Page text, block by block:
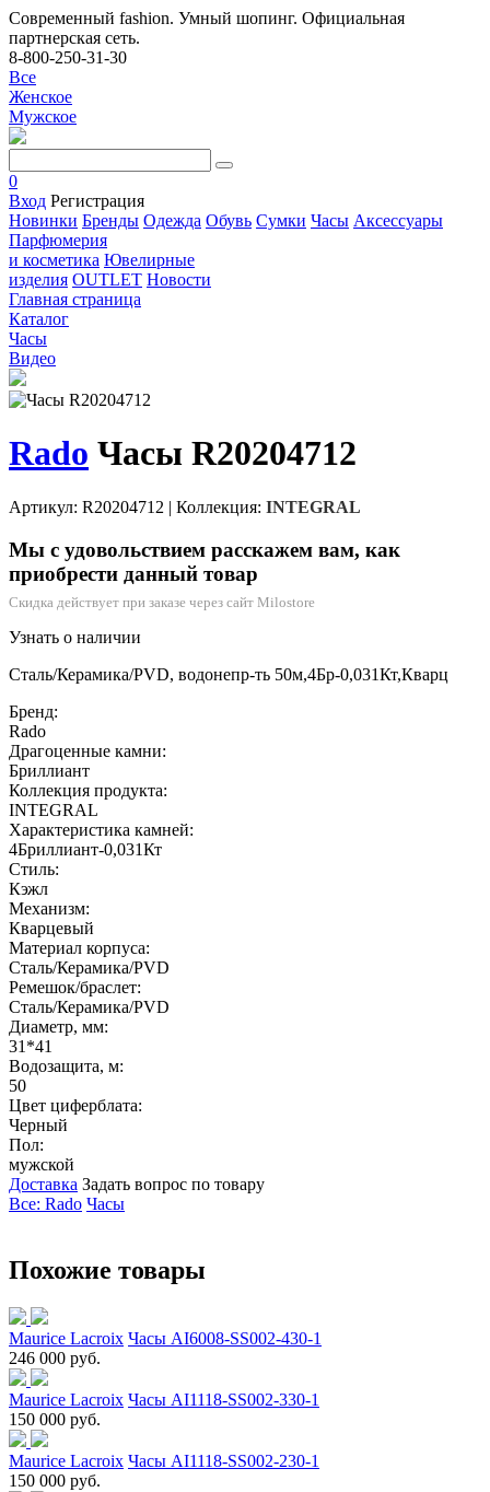
Современный fashion. Умный шопинг. Официальная
партнерская сеть.
8-800-250-31-30
Все
Женское
Мужское
0
Вход Регистрация
Новинки Бренды Одежда Обувь Сумки Часы Аксессуары
Парфюмерия
и косметика Ювелирные
изделия OUTLET Новости
Главная страница
Каталог
Часы
Видео
Rado Часы R20204712
Артикул: R20204712 | Коллекция: INTEGRAL
Мы с удовольствием расскажем вам, как
приобрести данный товар
Скидка действует при заказе через сайт Milostore
Узнать о наличии
Сталь/Керамика/PVD, водонепр-ть 50м,4Бр-0,031Кт,Кварц
Бренд:
Rado
Драгоценные камни:
Бриллиант
Коллекция продукта:
INTEGRAL
Характеристика камней:
4Бриллиант-0,031Кт
Стиль:
Кэжл
Механизм:
Кварцевый
Материал корпуса:
Сталь/Керамика/PVD
Ремешок/браслет:
Сталь/Керамика/PVD
Диаметр, мм:
31*41
Водозащита, м:
50
Цвет циферблата:
Черный
Пол:
мужской
Доставка Задать вопрос по товару
Все: Rado Часы
Похожие товары
Maurice Lacroix Часы AI6008-SS002-430-1
246 000 руб.
Maurice Lacroix Часы AI1118-SS002-330-1
150 000 руб.
Maurice Lacroix Часы AI1118-SS002-230-1
150 000 руб.